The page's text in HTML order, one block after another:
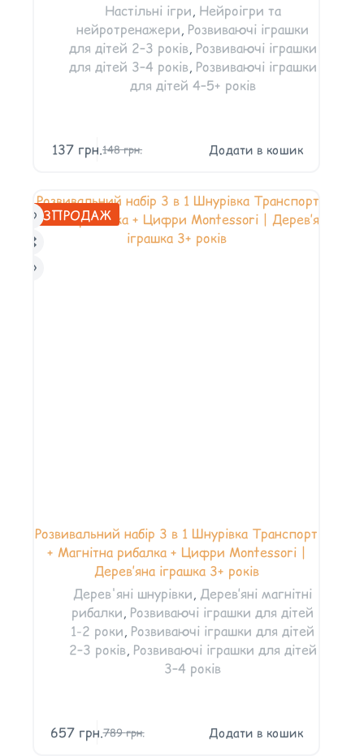
Настільні ігри, Нейроігри та
нейротренажери, Розвиваючі іграшки
для дітей 2–3 років, Розвиваючі іграшки
для дітей 3–4 років, Розвиваючі іграшки
для дітей 4–5+ років
148грн.
137 грн. Додати в кошик
РОЗПРОДАЖ
Розвивальний набір 3 в 1 Шнурівка Транспорт
+ Магнітна рибалка + Цифри Montessori |
Дерев’яна іграшка 3+ років
Дерев'яні шнурівки, Дерев’яні магнітні
рибалки, Розвиваючі іграшки для дітей
1-2 роки, Розвиваючі іграшки для дітей
2–3 років, Розвиваючі іграшки для дітей
3–4 років
789грн.
657 грн. Додати в кошик